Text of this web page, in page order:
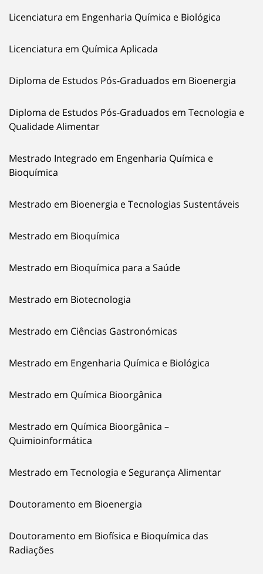
Licenciatura em Engenharia Química e Biológica
Licenciatura em Química Aplicada
Diploma de Estudos Pós-Graduados em Bioenergia
Diploma de Estudos Pós-Graduados em Tecnologia e
Qualidade Alimentar
Mestrado Integrado em Engenharia Química e
Bioquímica
Mestrado em Bioenergia e Tecnologias Sustentáveis
Mestrado em Bioquímica
Mestrado em Bioquímica para a Saúde
Mestrado em Biotecnologia
Mestrado em Ciências Gastronómicas
Mestrado em Engenharia Química e Biológica
Mestrado em Química Bioorgânica
Mestrado em Química Bioorgânica –
Quimioinformática
Mestrado em Tecnologia e Segurança Alimentar
Doutoramento em Bioenergia
Doutoramento em Biofísica e Bioquímica das
Radiações